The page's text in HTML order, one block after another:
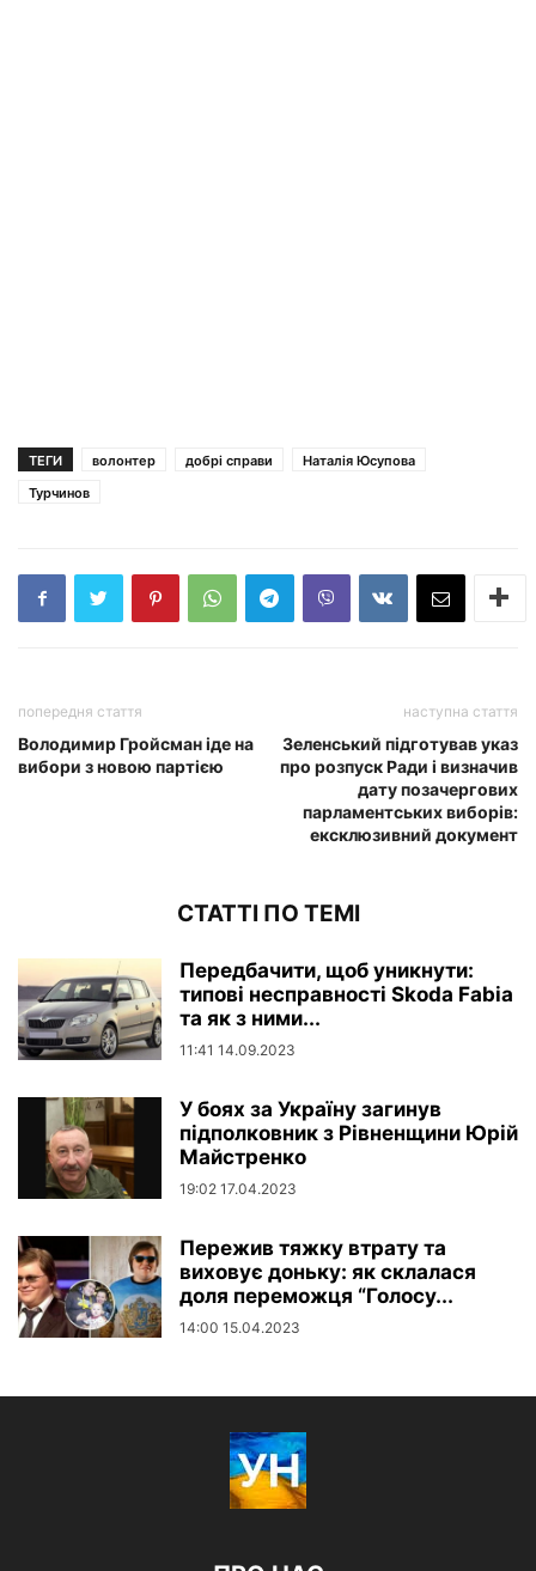
ТЕГИ волонтер добрі справи
Наталія Юсупова
Турчинов
попередня стаття
Володимир Гройсман іде на
вибори з новою партією
наступна стаття
Зеленський підготував указ
про розпуск Ради і визначив
дату позачергових
парламентських виборів:
ексклюзивний документ
СТАТТІ ПО ТЕМІ
Передбачити, щоб уникнути:
типові несправності Skoda Fabia
та як з ними...
11:41 14.09.2023
У боях за Україну загинув
підполковник з Рівненщини Юрій
Майстренко
19:02 17.04.2023
Пережив тяжку втрату та
виховує доньку: як склалася
доля переможця “Голосу...
14:00 15.04.2023